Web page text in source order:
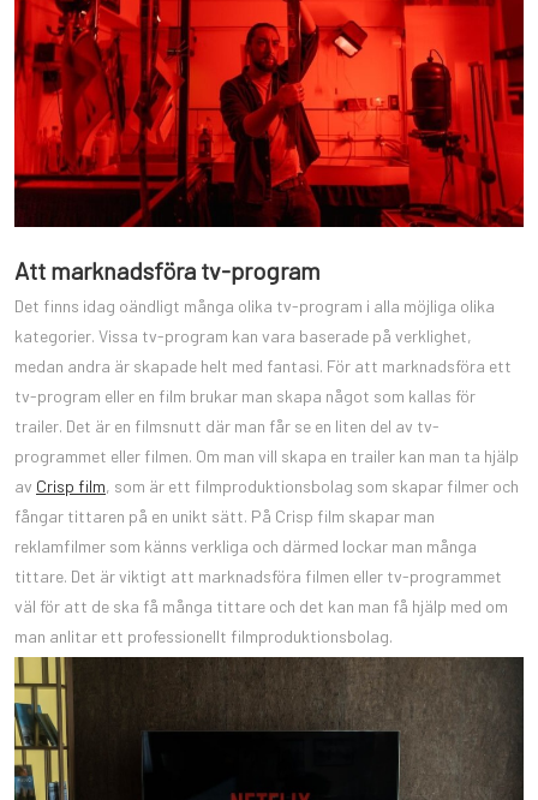
Att marknadsföra tv-program
Det finns idag oändligt många olika tv-program i alla möjliga olika
kategorier. Vissa tv-program kan vara baserade på verklighet,
medan andra är skapade helt med fantasi. För att marknadsföra ett
tv-program eller en film brukar man skapa något som kallas för
trailer. Det är en filmsnutt där man får se en liten del av tv-
programmet eller filmen. Om man vill skapa en trailer kan man ta hjälp
av Crisp film, som är ett filmproduktionsbolag som skapar filmer och
fångar tittaren på en unikt sätt. På Crisp film skapar man
reklamfilmer som känns verkliga och därmed lockar man många
tittare. Det är viktigt att marknadsföra filmen eller tv-programmet
väl för att de ska få många tittare och det kan man få hjälp med om
man anlitar ett professionellt filmproduktionsbolag.